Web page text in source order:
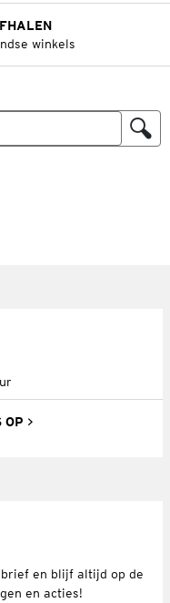
winkels
OP
en blijf altijd op de
en acties!